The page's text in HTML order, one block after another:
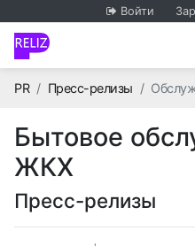
Войти
PRГлавная
Пресс-релизы
Бытовое
ЖКХ
Пресс-релизы